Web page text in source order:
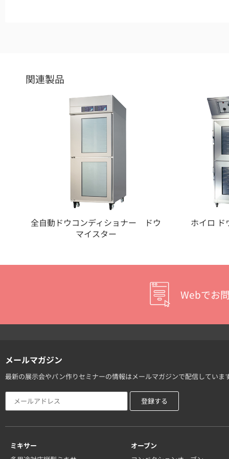
関連製品
全自動ドウコンディショナー ドウ
マイスター
ホイロ ド
Webでお
メールマガジン
最新の展示会やパン作りセミナーの情報はメールマガジンで配信していま
ミキサー
オーブン